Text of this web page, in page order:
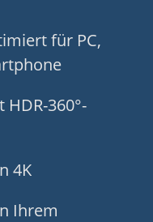
für PC,
360°-
4K
Ihrem